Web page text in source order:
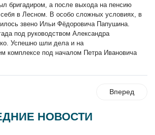
бригадиром, а после выхода на пенсию
себя в Лесном. В особо сложных условиях, в
звено Ильи Фёдоровича Папушина.
под руководством Александра
Успешно шли дела и на
комплексе под началом Петра Ивановича
Вперед
НОВОСТИ